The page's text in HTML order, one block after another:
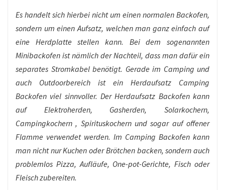
Es handelt sich hierbei nicht um einen normalen Backofen,
sondern um einen Aufsatz, welchen man ganz einfach auf
eine Herdplatte stellen kann. Bei dem sogenannten
Minibackofen ist nämlich der Nachteil, dass man dafür ein
separates Stromkabel benötigt. Gerade im Camping und
auch Outdoorbereich ist ein Herdaufsatz Camping
Backofen viel sinnvoller. Der Herdaufsatz Backofen kann
auf Elektroherden, Gasherden, Solarkochern,
Campingkochern , Spirituskochern und sogar auf offener
Flamme verwendet werden. Im Camping Backofen kann
man nicht nur Kuchen oder Brötchen backen, sondern auch
problemlos Pizza, Aufläufe, One-pot-Gerichte, Fisch oder
Fleisch zubereiten.